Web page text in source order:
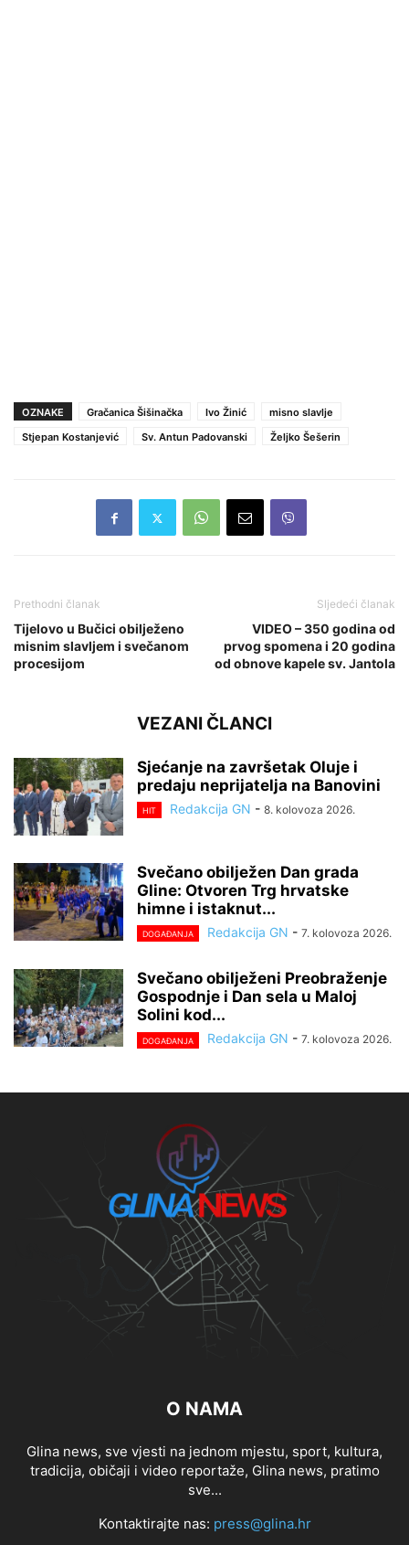
OZNAKE Gračanica Šišinačka Ivo Žinić
misno slavlje
Stjepan Kostanjević
Sv. Antun Padovanski Željko Šešerin
Prethodni članak
Tijelovo u Bučici obilježeno
misnim slavljem i svečanom
procesijom
Sljedeći članak
VIDEO – 350 godina od
prvog spomena i 20 godina
od obnove kapele sv. Jantola
VEZANI ČLANCI
Sjećanje na završetak Oluje i
predaju neprijatelja na Banovini
HIT Redakcija GN - 8. kolovoza 2026.
Svečano obilježen Dan grada
Gline: Otvoren Trg hrvatske
himne i istaknut...
DOGAĐANJA Redakcija GN - 7. kolovoza 2026.
Svečano obilježeni Preobraženje
Gospodnje i Dan sela u Maloj
Solini kod...
DOGAĐANJA Redakcija GN - 7. kolovoza 2026.
O NAMA
Glina news, sve vjesti na jednom mjestu, sport, kultura,
tradicija, običaji i video reportaže, Glina news, pratimo
sve...
Kontaktirajte nas: press@glina.hr